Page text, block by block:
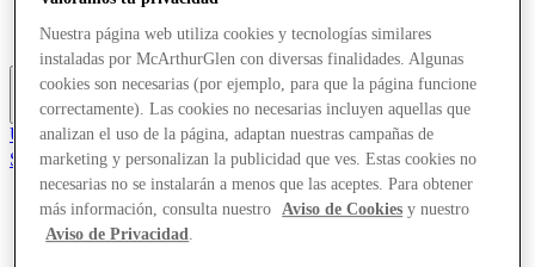
Tarjetas regalo
Guía de destinos
Más
Únete al Club
Salvado
es
Tiendas
Ofertas
Nuestra página web utiliza cookies y tecnologías similares
instaladas por McArthurGlen con diversas finalidades. Algunas
cookies son necesarias (por ejemplo, para que la página funcione
correctamente). Las cookies no necesarias incluyen aquellas que
analizan el uso de la página, adaptan nuestras campañas de
marketing y personalizan la publicidad que ves. Estas cookies no
necesarias no se instalarán a menos que las aceptes. Para obtener
más información, consulta nuestro
Aviso de Cookies y nuestro
Aviso de Privacidad